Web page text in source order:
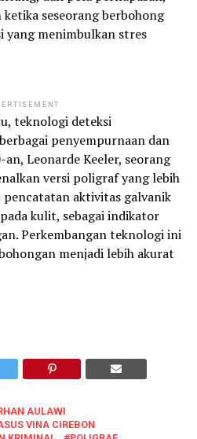
seseorang berbohong
yang menimbulkan stres
teknologi deteksi
penyempurnaan dan
Leonarde Keeler, seorang
versi poligraf yang lebih
pencatatan aktivitas galvanik
kulit, sebagai indikator
Perkembangan teknologi ini
menjadi lebih akurat
AULAWI
VINA CIREBON